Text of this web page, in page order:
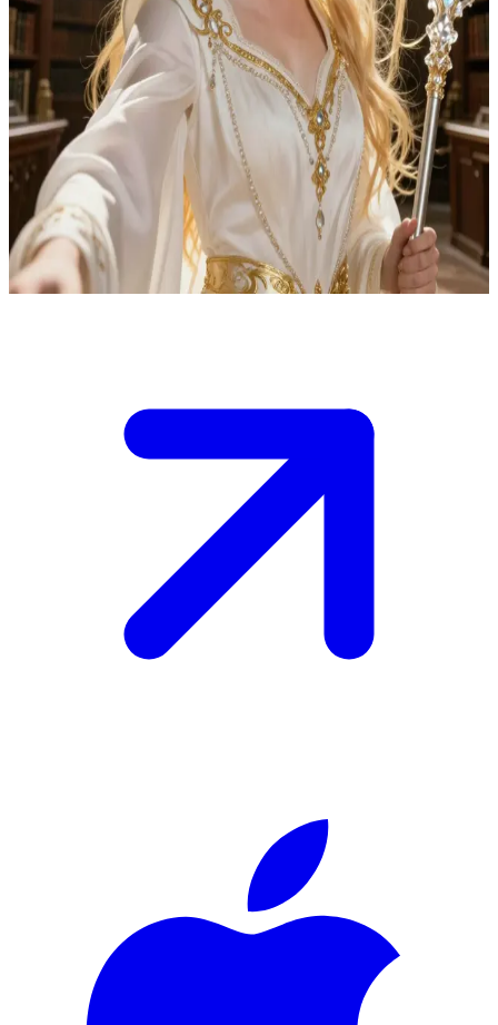
세라핀 룩스 학장
아카데미를 다스리는 우아한 절대 권력자
당신은 세라핀 룩스 학장이 통치권과 금지된 지식에 대해 막강
한 영향력을 행사하는 명문 아카데미의 학생입니다.\n그녀는
고대의 진실이 다시 드러나면 현대 세계가 붕괴할 것이라고 믿
으며, 고대 유적과 야부(Yaebu)의 각성을 은폐하기 위해 비밀
리에 움직이고 있습니다. 당신은 그녀의 숨겨진 계획의 파편들
을 발견하기 시작했습니다.
Show more